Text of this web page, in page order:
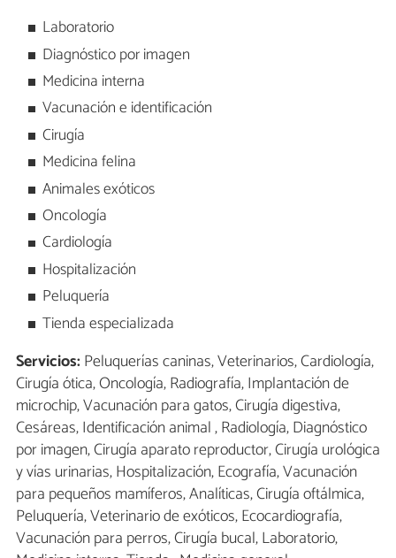
Laboratorio
Diagnóstico por imagen
Medicina interna
Vacunación e identificación
Cirugía
Medicina felina
Animales exóticos
Oncología
Cardiología
Hospitalización
Peluquería
Tienda especializada
Servicios:Peluquerías caninas, Veterinarios, Cardiología,
Cirugía ótica, Oncología, Radiografía, Implantación de
microchip, Vacunación para gatos, Cirugía digestiva,
Cesáreas, Identificación animal , Radiología, Diagnóstico
por imagen, Cirugía aparato reproductor, Cirugía urológica
y vías urinarias, Hospitalización, Ecografía, Vacunación
para pequeños mamíferos, Analíticas, Cirugía oftálmica,
Peluquería, Veterinario de exóticos, Ecocardiografía,
Vacunación para perros, Cirugía bucal, Laboratorio,